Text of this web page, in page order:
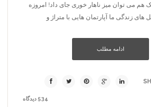
هم می­ توان میز ناهار خوری جای داد! امروزه
های زندگی ما آپارتمان­ هایی با متراژ و
ادامه مطلب
534 دیدگاه